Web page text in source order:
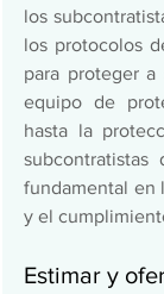
los
los protocolos
para proteger a
equipo de
hasta la
subcontratistas
fundamental en
y el
Estimar y